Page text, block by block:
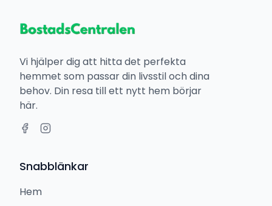
Vi hjälper dig att hitta det perfekta
hemmet som passar din livsstil och dina
behov. Din resa till ett nytt hem börjar
här.
Snabblänkar
Hem